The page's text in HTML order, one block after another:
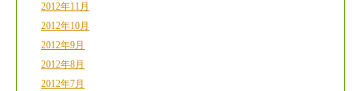
2012年11月
2012年10月
2012年9月
2012年8月
2012年7月